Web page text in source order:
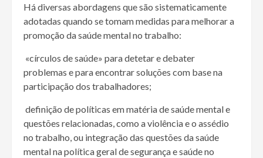
Há diversas abordagens que são sistematicamente
adotadas quando se tomam medidas para melhorar a
promoção da saúde mental no trabalho:
 «círculos de saúde» para detetar e debater
problemas e para encontrar soluções com base na
participação dos trabalhadores;
 definição de políticas em matéria de saúde mental e
questões relacionadas, como a violência e o assédio
no trabalho, ou integração das questões da saúde
mental na política geral de segurança e saúde no